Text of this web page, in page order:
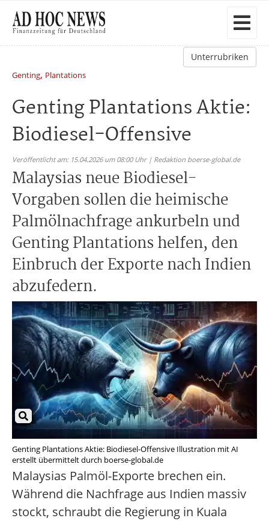
Unterrubriken
Genting, Plantations
Genting Plantations Aktie:
Biodiesel-Offensive
Veröffentlicht am: 15.04.2026 um 08:00 Uhr | Redaktion boerse-global.de
Malaysias neue Biodiesel-
Vorgaben sollen die heimische
Palmölnachfrage ankurbeln und
Genting Plantations helfen, den
Einbruch der Exporte nach Indien
abzufedern.
Genting Plantations Aktie: Biodiesel-Offensive Illustration mit AI
erstellt übermittelt durch boerse-global.de
Malaysias Palmöl-Exporte brechen ein.
Während die Nachfrage aus Indien massiv
stockt, schraubt die Regierung in Kuala